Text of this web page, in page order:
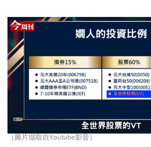
（圖片擷取自Youtube影音）